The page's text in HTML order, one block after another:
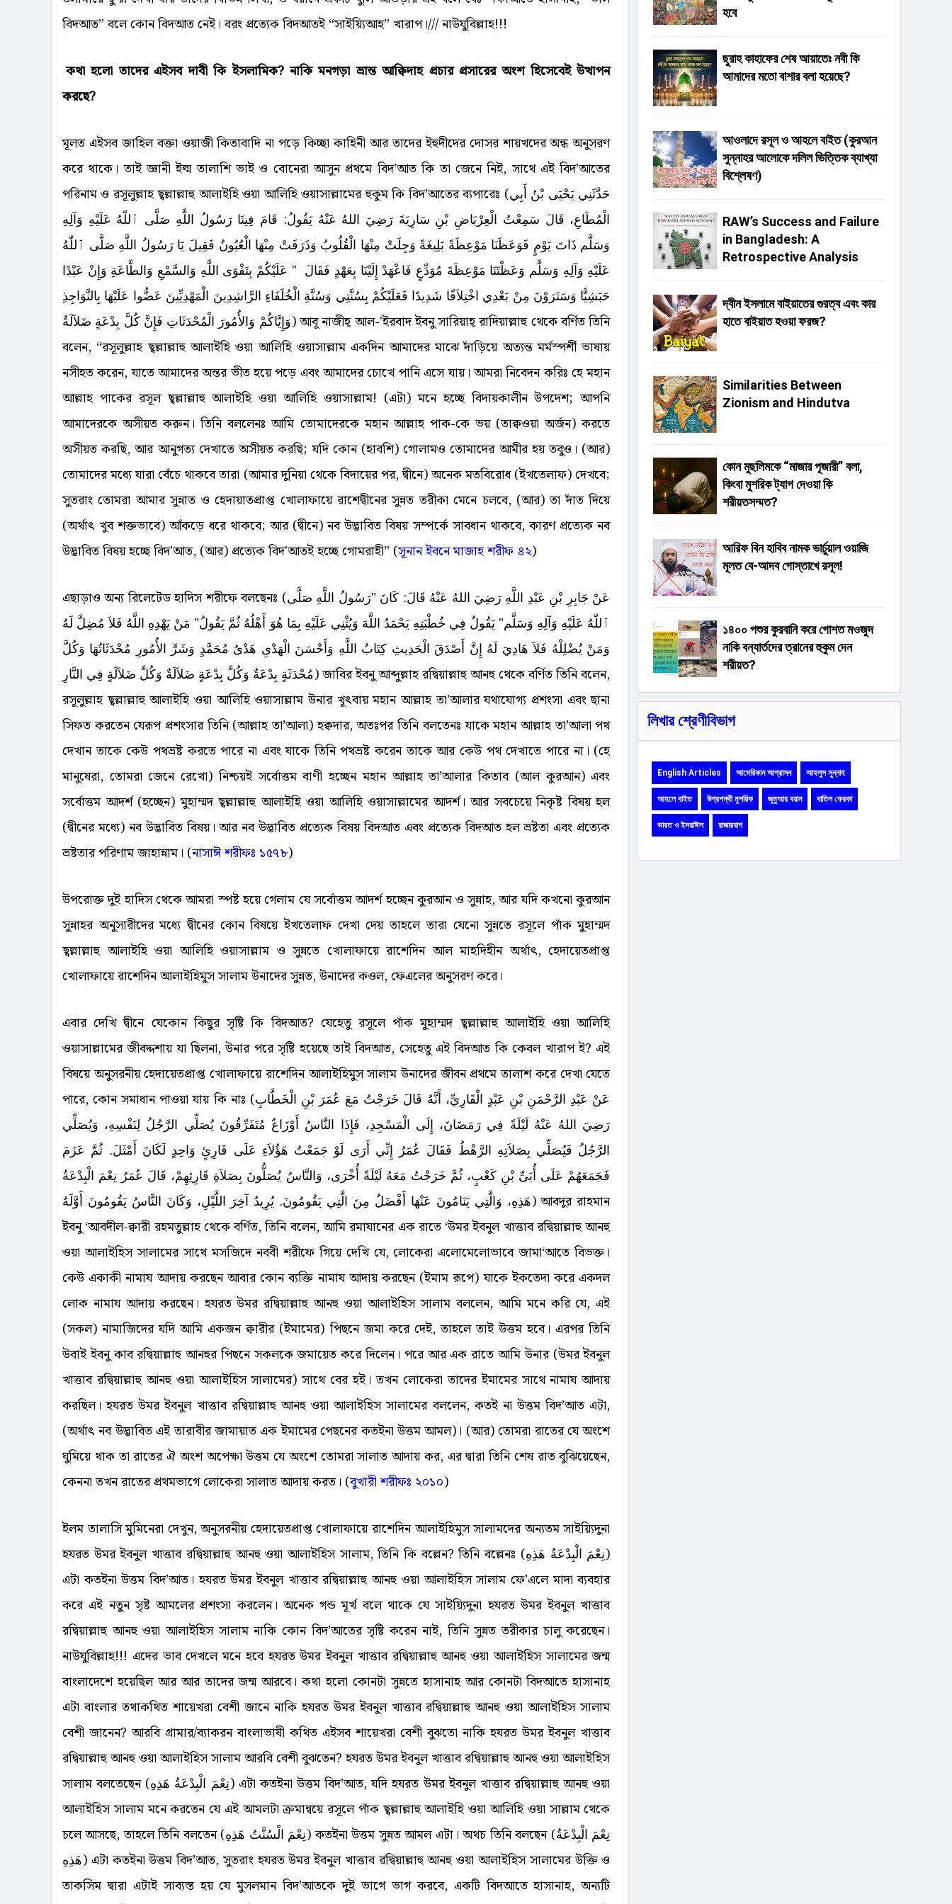
বিদআত” বলে কোন বিদআত নেই। বরং প্রত্যেক বিদআতই “সাইয়্যিআহ” খারাপ।/// নাউযুবিল্লাহ!!!
কথা হলো তাদের এইসব দাবী কি ইসলামিক? নাকি মনগড়া ভ্রান্ত আক্বিদাহ প্রচার প্রসারের অংশ হিসেবেই উত্থাপন
করছে?
মূলত এইসব জাহিল বক্তা ওয়াজী কিতাবাদি না পড়ে কিচ্ছা কাহিনী আর তাদের ইহুদীদের দোসর শায়খদের অন্ধ অনুসরণ
করে থাকে। তাই জ্ঞানী ইল্ম তালাশি ভাই ও বোনেরা আসুন প্রথমে বিদ’আত কি তা জেনে নিই, সাথে এই বিদ’আতের
পরিনাম ও রসূলুল্লাহ ছ্বল্লাল্লাহু আলাইহি ওয়া আলিহি ওয়াসাল্লামের হুকুম কি বিদ’আতের ব্যপারেঃ (حَدَّثَنِي يَحْيَى بْنُ أَبِي
الْمُطَاعِ، قَالَ سَمِعْتُ الْعِرْبَاضِ بْنِ سَارِيَةَ رَضِيَ اللهُ عَنْهُ يَقُولُ: قَامَ فِينَا رَسُولُ اللَّهِ صَلَّى ٱللّٰهُ عَلَيْهِ وَآلِهِ
وَسَلَّم ذَاتَ يَوْمٍ فَوَعَظَنَا مَوْعِظَةً بَلِيغَةً وَجِلَتْ مِنْهَا الْقُلُوبُ وَذَرَفَتْ مِنْهَا الْعُيُونُ فَقِيلَ يَا رَسُولُ اللَّهِ صَلَّى ٱللّٰهُ
عَلَيْهِ وَآلِهِ وَسَلَّم وَعَظْتَنَا مَوْعِظَةَ مُوَدِّعٍ فَاعْهَدْ إِلَيْنَا بِعَهْدٍ فَقَالَ ‏ "‏ عَلَيْكُمْ بِتَقْوَى اللَّهِ وَالسَّمْعِ وَالطَّاعَةِ وَإِنْ عَبْدًا
حَبَشِيًّا وَسَتَرَوْنَ مِنْ بَعْدِي اخْتِلاَفًا شَدِيدًا فَعَلَيْكُمْ بِسُنَّتِي وَسُنَّةِ الْخُلَفَاءِ الرَّاشِدِينَ الْمَهْدِيِّينَ عَضُّوا عَلَيْهَا بِالنَّوَاجِذِ
وَإِيَّاكُمْ وَالأُمُورَ الْمُحْدَثَاتِ فَإِنَّ كُلَّ بِدْعَةٍ ضَلاَلَةٌ) আবূ নাজীহ্ আল-'ইরবাদ ইবনু সারিয়াহ্ রাদিয়াল্লাহু থেকে বর্ণিত তিনি
বলেন, “রসূলুল্লাহ ছ্বল্লাল্লাহু আলাইহি ওয়া আলিহি ওয়াসাল্লাম একদিন আমাদের মাঝে দাঁড়িয়ে অত্যন্ত মর্মস্পর্শী ভাষায়
নসীহত করেন, যাতে আমাদের অন্তর ভীত হয়ে পড়ে এবং আমাদের চোখে পানি এসে যায়। আমরা নিবেদন করিঃ হে মহান
আল্লাহ পাকের রসূল ছ্বল্লাল্লাহু আলাইহি ওয়া আলিহি ওয়াসাল্লাম! (এটা) মনে হচ্ছে বিদায়কালীন উপদেশ; আপনি
আমাদেরকে অসীয়ত করুন। তিনি বললেনঃ আমি তোমাদেরকে মহান আল্লাহ পাক-কে ভয় (তাক্বওয়া অর্জন) করতে
অসীয়ত করছি, আর আনুগত্য দেখাতে অসীয়ত করছি; যদি কোন (হাবশি) গোলামও তোমাদের আমীর হয় তবুও। (আর)
তোমাদের মধ্যে যারা বেঁচে থাকবে তারা (আমার দুনিয়া থেকে বিদায়ের পর, দ্বীনে) অনেক মতবিরোধ (ইখতেলাফ) দেখবে;
সুতরাং তোমরা আমার সুন্নাত ও হেদায়াতপ্রাপ্ত খোলাফায়ে রাশেদ্বীনের সুন্নত তরীকা মেনে চলবে, (আর) তা দাঁত দিয়ে
(অর্থাৎ খুব শক্তভাবে) আঁকড়ে ধরে থাকবে; আর (দ্বীনে) নব উদ্ভাবিত বিষয় সম্পর্কে সাবধান থাকবে, কারণ প্রত্যেক নব
উদ্ভাবিত বিষয় হচ্ছে বিদ'আত, (আর) প্রত্যেক বিদ'আতই হচ্ছে গোমরাহী” (সূনান ইবনে মাজাহ শরীফ ৪২)
এছাড়াও অন্য রিলেটেড হাদিস শরীফে বলছেনঃ (عَنْ جَابِرِ بْنِ عَبْدِ اللَّهِ رَضِيَ اللهُ عَنْهُ قَالَ: كَانَ "رَسُولُ اللَّهِ صَلَّى
ٱللّٰهُ عَلَيْهِ وَآلِهِ وَسَلَّم" يَقُولُ فِي خُطْبَتِهِ يَحْمَدُ اللَّهَ وَيُثْنِي عَلَيْهِ بِمَا هُوَ أَهْلُهُ ثُمَّ يَقُولُ"‏ مَنْ يَهْدِهِ اللَّهُ فَلاَ مُضِلَّ لَهُ
وَمَنْ يُضْلِلْهُ فَلاَ هَادِيَ لَهُ إِنَّ أَصْدَقَ الْحَدِيثِ كِتَابُ اللَّهِ وَأَحْسَنَ الْهَدْىِ هَدْىُ مُحَمَّدٍ وَشَرَّ الأُمُورِ مُحْدَثَاتُهَا وَكُلَّ
مُحْدَثَةٍ بِدْعَةٌ وَكُلَّ بِدْعَةٍ ضَلاَلَةٌ وَكُلَّ ضَلاَلَةٍ فِي النَّارِ) জাবির ইবনু আব্দুল্লাহ রদ্বিয়াল্লাহু আনহু থেকে বর্ণিত তিনি বলেন,
রসূলুল্লাহ ছ্বল্লাল্লাহু আলাইহি ওয়া আলিহি ওয়াসাল্লাম উনার খূৎবায় মহান আল্লাহ তা’আলার যথাযোগ্য প্রশংসা এবং ছানা
সিফত করতেন যেরূপ প্রশংসার তিনি (আল্লাহ তা’আলা) হক্বদার, অতঃপর তিনি বলতেনঃ যাকে মহান আল্লাহ তা’আলা পথ
দেখান তাকে কেউ পথভ্রষ্ট করতে পারে না এবং যাকে তিনি পথভ্রষ্ট করেন তাকে আর কেউ পথ দেখাতে পারে না। (হে
মানুষেরা, তোমরা জেনে রেখো) নিশ্চয়ই সর্বোত্তম বাণী হচ্ছেন মহান আল্লাহ তা’আলার কিতাব (আল কুরআন) এবং
সর্বোত্তম আদর্শ (হচ্ছেন) মুহাম্মদ ছ্বল্লাল্লাহু আলাইহি ওয়া আলিহি ওয়াসাল্লামের আদর্শ। আর সবচেয়ে নিকৃষ্ট বিষয় হল
(দ্বীনের মধ্যে) নব উদ্ভাবিত বিষয়। আর নব উদ্ভাবিত প্রত্যেক বিষয় বিদআত এবং প্রত্যেক বিদআত হল ভ্রষ্টতা এবং প্রত্যেক
ভ্রষ্টতার পরিণাম জাহান্নাম। (নাসাঈশরীফঃ ১৫৭৮)
উপরোক্ত দুই হাদিস থেকে আমরা স্পষ্ট হয়ে গেলাম যে সর্বোত্তম আদর্শ হচ্ছেন কুরআন ও সুন্নাহ, আর যদি কখনো কুরআন
সুন্নাহর অনুসারীদের মধ্যে দ্বীনের কোন বিষয়ে ইখতেলাফ দেখা দেয় তাহলে তারা যেনো সুন্নতে রসূলে পাঁক মুহাম্মদ
ছ্বল্লাল্লাহু আলাইহি ওয়া আলিহি ওয়াসাল্লাম ও সুন্নতে খোলাফায়ে রাশেদিন আল মাহদিহীন অর্থাৎ, হেদায়েতপ্রাপ্ত
খোলাফায়ে রাশেদিন আলাইহিমুস সালাম উনাদের সুন্নত, উনাদের কওল, ফেএলের অনুসরণ করে।
এবার দেখি দ্বীনে যেকোন কিছুর সৃষ্টি কি বিদআত? যেহেতু রসূলে পাঁক মুহাম্মদ ছ্বল্লাল্লাহু আলাইহি ওয়া আলিহি
ওয়াসাল্লামের জীবদ্দশায় যা ছিলনা, উনার পরে সৃষ্টি হয়েছে তাই বিদআত, সেহেতু এই বিদআত কি কেবল খারাপ ই? এই
বিষয়ে অনুসরনীয় হেদায়েতপ্রাপ্ত খোলাফায়ে রাশেদিন আলাইহিমুস সালাম উনাদের জীবন প্রথমে তালাশ করে দেখা যেতে
পারে, কোন সমাধান পাওয়া যায় কি নাঃ (عَنْ عَبْدِ الرَّحْمَنِ بْنِ عَبْدٍ الْقَارِيِّ، أَنَّهُ قَالَ خَرَجْتُ مَعَ عُمَرَ بْنِ الْخَطَّابِ
رَضِيَ اللهُ عَنْهُ لَيْلَةً فِي رَمَضَانَ، إِلَى الْمَسْجِدِ، فَإِذَا النَّاسُ أَوْزَاعٌ مُتَفَرِّقُونَ يُصَلِّي الرَّجُلُ لِنَفْسِهِ، وَيُصَلِّي
الرَّجُلُ فَيُصَلِّي بِصَلاَتِهِ الرَّهْطُ فَقَالَ عُمَرُ إِنِّي أَرَى لَوْ جَمَعْتُ هَؤُلاَءِ عَلَى قَارِئٍ وَاحِدٍ لَكَانَ أَمْثَلَ‏.‏ ثُمَّ عَزَمَ
فَجَمَعَهُمْ عَلَى أُبَىِّ بْنِ كَعْبٍ، ثُمَّ خَرَجْتُ مَعَهُ لَيْلَةً أُخْرَى، وَالنَّاسُ يُصَلُّونَ بِصَلاَةِ قَارِئِهِمْ، قَالَ عُمَرُ نِعْمَ الْبِدْعَةُ
هَذِهِ، وَالَّتِي يَنَامُونَ عَنْهَا أَفْضَلُ مِنَ الَّتِي يَقُومُونَ‏.‏ يُرِيدُ آخِرَ اللَّيْلِ، وَكَانَ النَّاسُ يَقُومُونَ أَوَّلَهُ) আবদুর রাহমান
ইবনু ‘আবদীল-ক্বারী রহমতুল্লাহ থেকে বর্ণিত, তিনি বলেন, আমি রমাযানের এক রাতে ‘উমর ইবনুল খাত্তাব রদ্বিয়াল্লাহু আনহু
ওয়া আলাইহিস সালামের সাথে মসজিদে নববী শরীফে গিয়ে দেখি যে, লোকেরা এলোমেলোভাবে জামা‘আতে বিভক্ত।
কেউ একাকী নামায আদায় করছেন আবার কোন ব্যক্তি নামায আদায় করছেন (ইমাম রূপে) যাকে ইকতেদা করে একদল
লোক নামায আদায় করছেন। হযরত উমর রদ্বিয়াল্লাহু আনহু ওয়া আলাইহিস সালাম বললেন, আমি মনে করি যে, এই
(সকল) নামাজিদের যদি আমি একজন ক্বারীর (ইমামের) পিছনে জমা করে দেই, তাহলে তাই উত্তম হবে। এরপর তিনি
উবাই ইবনু কাব রদ্বিয়াল্লাহু আনহুর পিছনে সকলকে জমায়েত করে দিলেন। পরে আর এক রাতে আমি উনার (উমর ইবনুল
খাত্তাব রদ্বিয়াল্লাহু আনহু ওয়া আলাইহিস সালামের) সাথে বের হই। তখন লোকেরা তাদের ইমামের সাথে নামায আদায়
করছিল। হযরত উমর ইবনুল খাত্তাব রদ্বিয়াল্লাহু আনহু ওয়া আলাইহিস সালামের বললেন, কতই না উত্তম বিদ’আত এটা,
(অর্থাৎ নব উদ্ভাবিত এই তারাবীর জামায়াত এক ইমামের পেছনের কতইনা উত্তম আমল)। (আর) তোমরা রাতের যে অংশে
ঘুমিয়ে থাক তা রাতের ঐ অংশ অপেক্ষা উত্তম যে অংশে তোমরা সালাত আদায় কর, এর দ্বারা তিনি শেষ রাত বুঝিয়েছেন,
কেননা তখন রাতের প্রথমভাগে লোকেরা সালাত আদায় করত। (বুখারী শরীফঃ ২০১০)
ইলম তালাসি মুমিনেরা দেখুন, অনুসরনীয় হেদায়েতপ্রাপ্ত খোলাফায়ে রাশেদিন আলাইহিমুস সালামদের অন্যতম সাইয়্যিদুনা
হযরত উমর ইবনুল খাত্তাব রদ্বিয়াল্লাহু আনহু ওয়া আলাইহিস সালাম, তিনি কি বল্লেন? তিনি বল্লেনঃ (نِعْمَ الْبِدْعَةُ هَذِهِ)
এটা কতইনা উত্তম বিদ’আত। হযরত উমর ইবনুল খাত্তাব রদ্বিয়াল্লাহু আনহু ওয়া আলাইহিস সালাম ফে’এলে মাদা ব্যবহার
করে এই নতুন সৃষ্ট আমলের প্রশংসা করলেন। অনেক গন্ড মূর্খ বলে থাকে যে সাইয়্যিদুনা হযরত উমর ইবনুল খাত্তাব
রদ্বিয়াল্লাহু আনহু ওয়া আলাইহিস সালাম নাকি কোন বিদ’আতের সৃষ্টি করেন নাই, তিনি সুন্নত তরীকার চালু করেছেন।
নাউযুবিল্লাহ!!! এদের ভাব দেখলে মনে হবে হযরত উমর ইবনুল খাত্তাব রদ্বিয়াল্লাহু আনহু ওয়া আলাইহিস সালামের জন্ম
বাংলাদেশে হয়েছিল আর আর তাদের জন্ম আরবে। কথা হলো কোনটা সুন্নতে হাসানাহ আর কোনটা বিদআতে হাসানাহ
এটা বাংলার তথাকথিত শায়েখরা বেশী জানে নাকি হযরত উমর ইবনুল খাত্তাব রদ্বিয়াল্লাহু আনহু ওয়া আলাইহিস সালাম
বেশী জানেন? আরবি গ্রামার/ব্যাকরন বাংলাভাষী কথিত এইসব শায়েখরা বেশী বুঝতো নাকি হযরত উমর ইবনুল খাত্তাব
রদ্বিয়াল্লাহু আনহু ওয়া আলাইহিস সালাম আরবি বেশী বুঝতেন? হযরত উমর ইবনুল খাত্তাব রদ্বিয়াল্লাহু আনহু ওয়া আলাইহিস
সালাম বলতেছেন (نِعْمَ الْبِدْعَةُ هَذِهِ) এটা কতইনা উত্তম বিদ’আত, যদি হযরত উমর ইবনুল খাত্তাব রদ্বিয়াল্লাহু আনহু ওয়া
আলাইহিস সালাম মনে করতেন যে এই আমলটা ক্রমান্বয়ে রসূলে পাঁক ছ্বল্লাল্লাহু আলাইহি ওয়া আলিহি ওয়া সাল্লাম থেকে
চলে আসছে, তাহলে তিনি বলতেন (نِعْمَ الْسُنَّتُ هَذِهِ) কতইনা উত্তম সুন্নত আমল এটা। অথচ তিনি বলছেন (نِعْمَ الْبِدْعَةُ
هَذِهِ) এটা কতইনা উত্তম বিদ’আত, সুতরাং হযরত উমর ইবনুল খাত্তাব রদ্বিয়াল্লাহু আনহু ওয়া আলাইহিস সালামের উক্তি ও
তাকসিম দ্বারা এটাই সাব্যস্ত হয় যে মুসলমান বিদ’আতকে দুই ভাগে ভাগ করবে, একটি বিদআতে হাসানাহ, অন্যটি
হবে
ছুরাহ কাহাফের শেষ আয়াতেঃ নবী কি
আমাদের মতো বাশার বলা হয়েছে?
আওলাদে রসূল ও আহলে বাইত (কুরআন
সুন্নাহর আলোকে দলিল ভিত্তিক ব্যাখ্যা
বিশ্লেষণ)
RAW’s Success and Failure
in Bangladesh: A
Retrospective Analysis
দ্বীন ইসলামে বাইয়াতের গুরত্ব এবং কার
হাতে বাইয়াত হওয়া ফরজ?
Similarities Between
Zionism and Hindutva
কোন মুছলিমকে “মাজার পূজারী” বলা,
কিংবা মুশরিক ট্যাগ দেওয়া কি
শরীয়তসম্মত?
আরিফ বিন হাবিব নামক ভার্চুয়াল ওয়াজি
মূলত বে-আদব গোস্তাখে রসূল!
১৪০০ পশুর কুরবানি করে গোশত মওজুদ
নাকি বন্যার্তদের ত্রানের হুকুম দেন
শরীয়ত?
লিখার শ্রেণীবিভাগ
English Articles আমেরিকান আগ্রাসন আহলুস সুন্নাহ
আহলে বাইত উগ্রপন্থী মুশরিক জুমুআর বয়ান বাতিল ফেরকা
ভারত ও ইসরাঈল রাজারবাগ